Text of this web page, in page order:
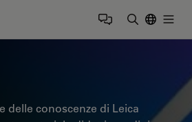
delle conoscenze di Leica